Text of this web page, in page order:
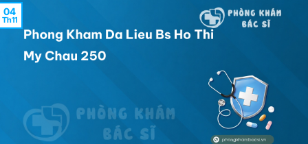
04
Th11